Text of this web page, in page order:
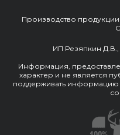
Производство
ИП Резяпкин
Информация,
характер и не является
поддерживать информацию